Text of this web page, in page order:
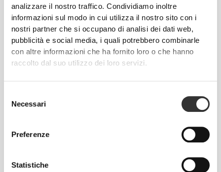
analizzare il nostro traffico. Condividiamo inoltre
informazioni sul modo in cui utilizza il nostro sito con i
nostri partner che si occupano di analisi dei dati web,
pubblicità e social media, i quali potrebbero combinarle
con altre informazioni che ha fornito loro o che hanno
raccolto dal suo utilizzo dei loro servizi.
delNecessari
Preferenze
Statistiche
RevoKnit
ha migliori prestazioni, fa sentire meglio
ed è migliore per l'ambiente.
laboratorio mantiene le proprietà naturali del cotone,